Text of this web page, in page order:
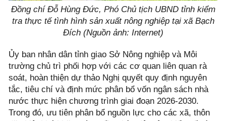
Đồng chí Đỗ Hùng Đức, Phó Chủ tịch UBND tỉnh kiểm
tra thực tế tình hình sản xuất nông nghiệp tại xã Bạch
Đích (Nguồn ảnh: Internet)
Ủy ban nhân dân tỉnh giao Sở Nông nghiệp và Môi
trường chủ trì phối hợp với các cơ quan liên quan rà
soát, hoàn thiện dự thảo Nghị quyết quy định nguyên
tắc, tiêu chí và định mức phân bổ vốn ngân sách nhà
nước thực hiện chương trình giai đoạn 2026-2030.
Trong đó, ưu tiên phân bổ nguồn lực cho các xã, thôn